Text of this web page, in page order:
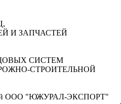
И ЗАПЧАСТЕЙ
СИСТЕМ
СТРОИТЕЛЬНОЙ
ООО "ЮЖУРАЛ-ЭКСПОРТ"